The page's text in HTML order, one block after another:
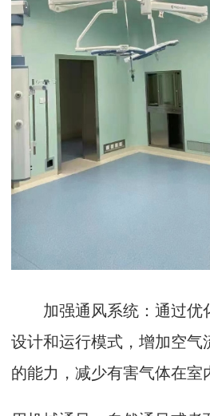
加强通风系统：通过优
设计和运行模式，增加空气
的能力，减少有害气体在